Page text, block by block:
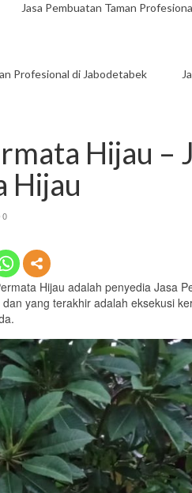
Jasa Pembuatan Taman
Profesional di Jabodetabek
Hijau –
Hijau
0
Hijau adalah penyedia Jasa
yang terakhir adalah eksekusi